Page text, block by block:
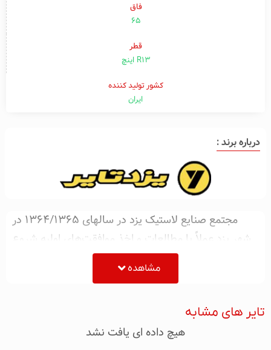
فاق
۶۵
قطر
R13 اینچ
کشور تولید کننده
ایران
درباره برند :
مجتمع صنايع لاستيک يزد در سالهاى ۱۳۶۴/۱۳۶۵ در
شهر يزد عملاً با مطالعات و اخذ موافقت‌هاى اوليه شروع
به فعاليت نمود. خط تولید تایر و تیوب دوچرخه و
موتورسیکلت با بهره‌گیری از دانش فنی شرکت آی‌آر‌سی
گردید. پس از آن اين مجتمع همواره در جهت اصلاح و
مشاهده
تایر های مشابه
هیچ داده ای یافت نشد